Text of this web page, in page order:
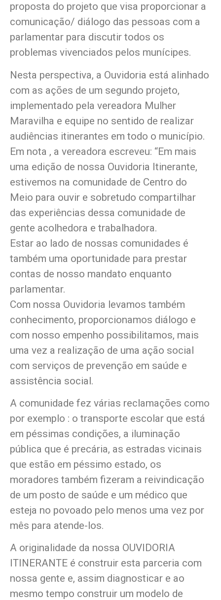
proposta do projeto que visa proporcionar a
comunicação/ diálogo das pessoas com a
parlamentar para discutir todos os
problemas vivenciados pelos munícipes.
Nesta perspectiva, a Ouvidoria está alinhado
com as ações de um segundo projeto,
implementado pela vereadora Mulher
Maravilha e equipe no sentido de realizar
audiências itinerantes em todo o município.
Em nota , a vereadora escreveu: “Em mais
uma edição de nossa Ouvidoria Itinerante,
estivemos na comunidade de Centro do
Meio para ouvir e sobretudo compartilhar
das experiências dessa comunidade de
gente acolhedora e trabalhadora.
Estar ao lado de nossas comunidades é
também uma oportunidade para prestar
contas de nosso mandato enquanto
parlamentar.
Com nossa Ouvidoria levamos também
conhecimento, proporcionamos diálogo e
com nosso empenho possibilitamos, mais
uma vez a realização de uma ação social
com serviços de prevenção em saúde e
assistência social.
A comunidade fez várias reclamações como
por exemplo : o transporte escolar que está
em péssimas condições, a iluminação
pública que é precária, as estradas vicinais
que estão em péssimo estado, os
moradores também fizeram a reivindicação
de um posto de saúde e um médico que
esteja no povoado pelo menos uma vez por
mês para atende-los.
A originalidade da nossa OUVIDORIA
ITINERANTE é construir esta parceria com
nossa gente e, assim diagnosticar e ao
mesmo tempo construir um modelo de